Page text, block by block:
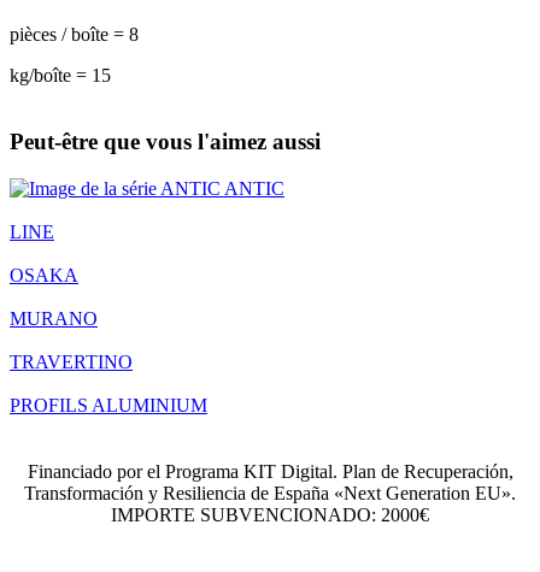
pièces / boîte = 8
kg/boîte = 15
Peut-être que vous l'aimez aussi
ANTIC
LINE
OSAKA
MURANO
TRAVERTINO
PROFILS ALUMINIUM
Financiado por el Programa KIT Digital. Plan de Recuperación,
Transformación y Resiliencia de España «Next Generation EU».
IMPORTE SUBVENCIONADO: 2000€